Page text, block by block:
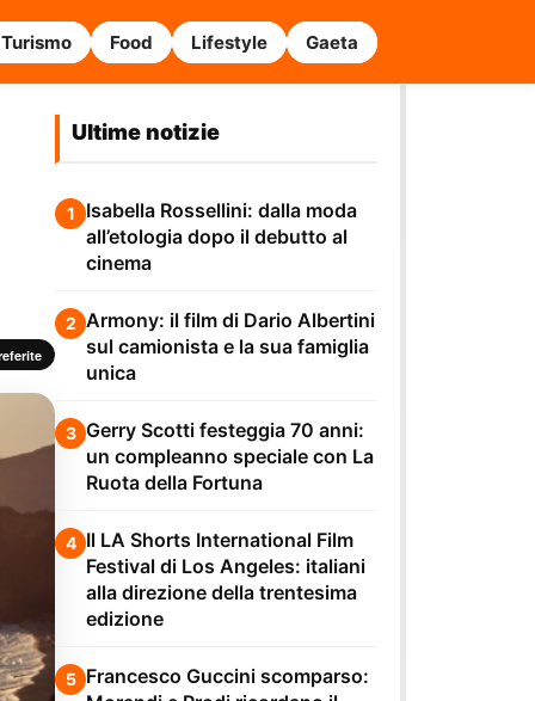
Turismo Food Lifestyle Gaeta
Ultime notizie
1
Isabella Rossellini: dalla moda
all’etologia dopo il debutto al
cinema
2 Armony: il film di Dario Albertini
sul camionista e la sua famiglia
unica
3 Gerry Scotti festeggia 70 anni:
un compleanno speciale con La
Ruota della Fortuna
4 Il LA Shorts International Film
Festival di Los Angeles: italiani
alla direzione della trentesima
edizione
5 Francesco Guccini scomparso: